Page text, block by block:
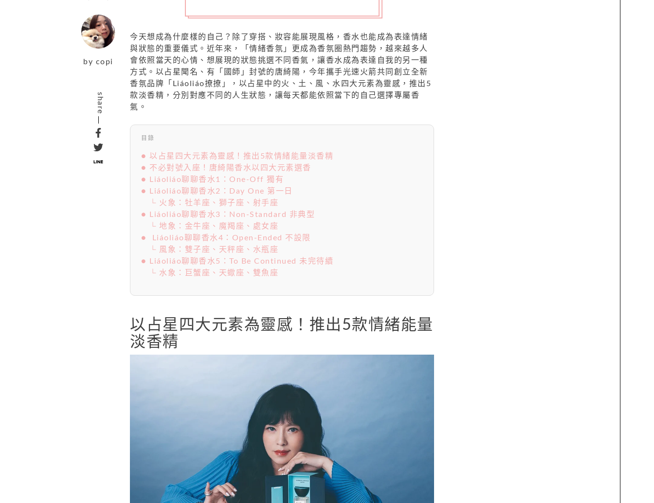
by copi
share
今天想成為什麼樣的自己？除了穿搭、妝容能展現風格，香水也能成為表達情緒
與狀態的重要儀式。近年來，「情緒香氛」更成為香氛圈熱門趨勢，越來越多人
會依照當天的心情、想展現的狀態挑選不同香氣，讓香水成為表達自我的另一種
方式。以占星聞名、有「國師」封號的唐綺陽，今年攜手光速火箭共同創立全新
香氛品牌「Liáoliáo撩撩」，以占星中的火、土、風、水四大元素為靈感，推出5
款淡香精，分別對應不同的人生狀態，讓每天都能依照當下的自己選擇專屬香
氣。
目錄
● 以占星四大元素為靈感！推出5款情緒能量淡香精
● 不必對號入座！唐綺陽香水以四大元素選香
● Liáoliáo聊聊香水1：One-Off 獨有
● Liáoliáo聊聊香水2：Day One 第一日
└ 火象：牡羊座、獅子座、射手座
● Liáoliáo聊聊香水3：Non-Standard 非典型
└ 地象：金牛座、魔羯座、處女座
● Liáoliáo聊聊香水4：Open-Ended 不設限
└ 風象：雙子座、天秤座、水瓶座
● Liáoliáo聊聊香水5：To Be Continued 未完待續
└ 水象：巨蟹座、天蠍座、雙魚座
以占星四大元素為靈感！推出5款情緒能量
淡香精